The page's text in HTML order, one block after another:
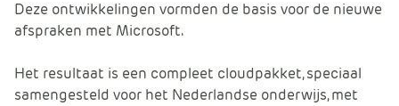
Deze ontwikkelingen vormden de basis voor de nieuwe
afspraken met Microsoft.
Het resultaat is een compleet cloudpakket, speciaal
samengesteld voor het Nederlandse onderwijs, met